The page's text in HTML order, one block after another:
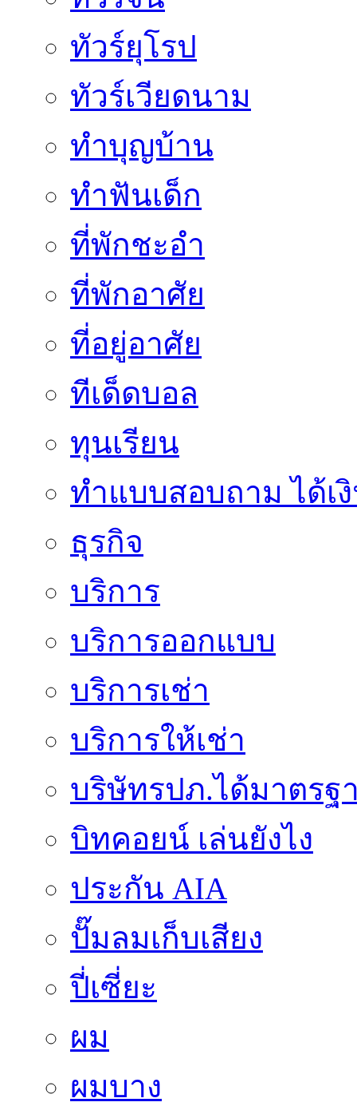
ทัวร์ยุโรป
ทัวร์เวียดนาม
ทำบุญบ้าน
ทำฟันเด็ก
ที่พักชะอำ
ที่พักอาศัย
ที่อยู่อาศัย
ทีเด็ดบอล
ทุนเรียน
ทําแบบสอบถาม ได้เ
ธุรกิจ
บริการ
บริการออกแบบ
บริการเช่า
บริการให้เช่า
บริษัทรปภ.ได้มาตรฐ
บิทคอยน์ เล่นยังไง
ประกัน AIA
ปั๊มลมเก็บเสียง
ปี่เซี่ยะ
ผม
ผมบาง